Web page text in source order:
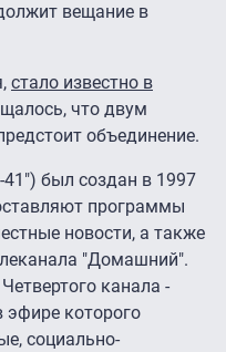
вещание в
стало известно в
что двум
объединение.
был создан в 1997
программы
новости, а также
"Домашний".
канала -
эфире которого
социально-